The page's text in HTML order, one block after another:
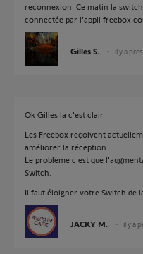
reconnexion. Ce matin la
connectée par l'appli freebox
Gilles S. il y a
Ok Gilles la c'est clair.
Les Freebox reçoivent
améliorer la réception.
Le problème c'est que
Switch.
Il faut éloigner votre Switch de
JACKY M. il y a